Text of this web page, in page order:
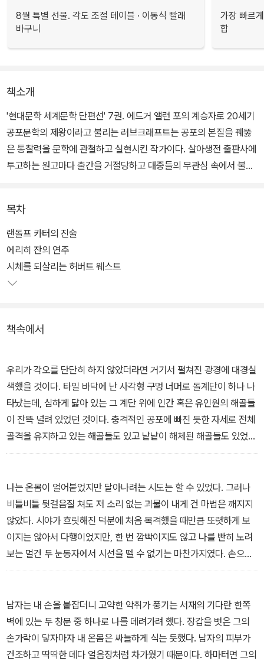
8월 특별 선물. 각도 조절 테이블 · 이동식 빨래
바구니
가장 빠르
합
책소개
'현대문학 세계문학 단편선' 7권. 에드거 앨런 포의 계승자로 20세기
공포문학의 제왕이라고 불리는 러브크래프트는 공포의 본질을 꿰뚫
은 통찰력을 문학에 관철하고 실현시킨 작가이다. 살아생전 출판사에
투고하는 원고마다 출간을 거절당하고 대중들의 무관심 속에서 불우
스티븐 킹, 클라이브 바커, 로버트 블로흐와 같은 저명한 공포소설가
들, 라틴아메리카 마술적 리얼리즘의 선구자 호르헤 루이스 보르헤
스, 조지 마틴, 레이 브래드버리에 이르는 작가들을 비롯하여 앨런 무
어, 닐 게이먼, 이토 준지, 기예르모 델 토로, 존 카펜터, 스튜어트 고
의 정전들을 꾸준히 펴내고 있는 '라이브러리 오브 아메리카'에서 펴
낸 러브크래프트의 <이야기들Tales>에 수록된 22편의 엄선된 단편
중에서 단편소설의 특성을 잘 살린 작품들을 뽑은 것이다.
목차
랜돌프 카터의 진술
에리히 잔의 연주
시체를 되살리는 허버트 웨스트
책속에서
우리가 각오를 단단히 하지 않았더라면 거기서 펼쳐진 광경에 대경실
색했을 것이다. 타일 바닥에 난 사각형 구멍 너머로 돌계단이 하나 나
타났는데, 심하게 닳아 있는 그 계단 위에 인간 혹은 유인원의 해골들
이 잔뜩 널려 있었던 것이다. 충격적인 공포에 빠진 듯한 자세로 전체
골격을 유지하고 있는 해골들도 있고 낱낱이 해체된 해골들도 있었는
데, 하나같이 쥐에 갉아 먹힌 흔적이 있었다. 두개골 부분을 보니 모두
들」
나는 온몸이 얼어붙었지만 달아나려는 시도는 할 수 있었다. 그러나
비틀비틀 뒷걸음질 쳐도 저 소리 없는 괴물이 내게 건 마법은 깨지지
않았다. 시야가 흐릿해진 덕분에 처음 목격했을 때만큼 또렷하게 보
이지는 않아서 다행이었지만, 한 번 깜빡이지도 않고 나를 빤히 노려
보는 멀건 두 눈동자에서 시선을 뗄 수 없기는 마찬가지였다. 손으로
눈을 가리고 싶었지만 너무 충격을 받아 팔이 내 뜻대로 움직이지 않
깃덩어리 같은 그 괴물에 더욱 가까워졌다. 놈이 내뿜는 텅 빈 숨소리
가 귓가에 들리는 것만 같아서 미쳐 버릴 지경이었다. 그래도 거리를
바싹 좁혀 오는 괴물을 떨쳐 내려고 가까스로 한 손을 내밀 수는 있었
다. 그 악몽 같던 순간, 황금 아치 아래로 괴물이 내뻗은 썩어 문드러
남자는 내 손을 붙잡더니 고약한 악취가 풍기는 서재의 기다란 한쪽
벽에 있는 두 창문 중 하나로 나를 데려가려 했다. 장갑을 벗은 그의
손가락이 닿자마자 내 온몸은 싸늘하게 식는 듯했다. 남자의 피부가
건조하고 딱딱한 데다 얼음장처럼 차가웠기 때문이다. 하마터면 그의